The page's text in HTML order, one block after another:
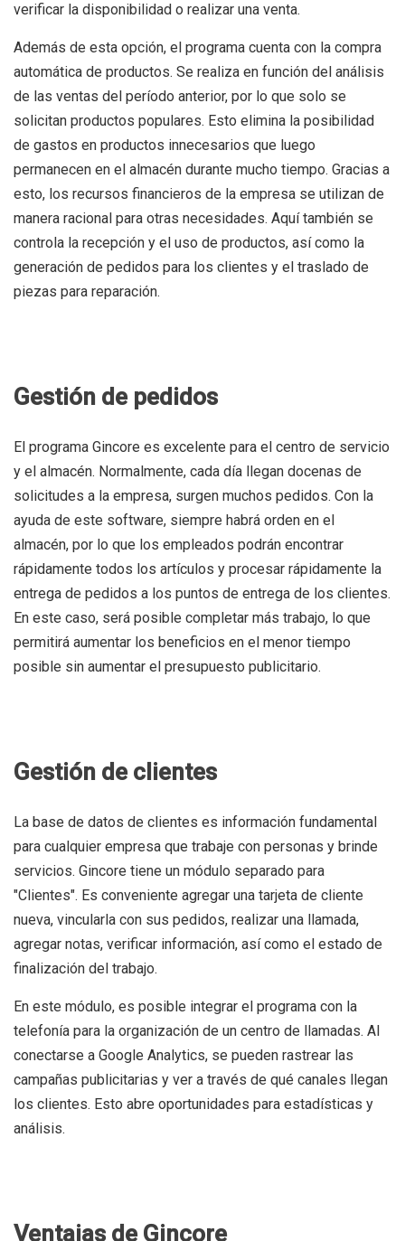
verificar la disponibilidad o realizar una venta.
Además de esta opción, el programa cuenta con la compra
automática de productos. Se realiza en función del análisis
de las ventas del período anterior, por lo que solo se
solicitan productos populares. Esto elimina la posibilidad
de gastos en productos innecesarios que luego
permanecen en el almacén durante mucho tiempo. Gracias a
esto, los recursos financieros de la empresa se utilizan de
manera racional para otras necesidades. Aquí también se
controla la recepción y el uso de productos, así como la
generación de pedidos para los clientes y el traslado de
piezas para reparación.
Gestión de pedidos
El programa Gincore es excelente para el centro de servicio
y el almacén. Normalmente, cada día llegan docenas de
solicitudes a la empresa, surgen muchos pedidos. Con la
ayuda de este software, siempre habrá orden en el
almacén, por lo que los empleados podrán encontrar
rápidamente todos los artículos y procesar rápidamente la
entrega de pedidos a los puntos de entrega de los clientes.
En este caso, será posible completar más trabajo, lo que
permitirá aumentar los beneficios en el menor tiempo
posible sin aumentar el presupuesto publicitario.
Gestión de clientes
La base de datos de clientes es información fundamental
para cualquier empresa que trabaje con personas y brinde
servicios. Gincore tiene un módulo separado para
"Clientes". Es conveniente agregar una tarjeta de cliente
nueva, vincularla con sus pedidos, realizar una llamada,
agregar notas, verificar información, así como el estado de
finalización del trabajo.
En este módulo, es posible integrar el programa con la
telefonía para la organización de un centro de llamadas. Al
conectarse a Google Analytics, se pueden rastrear las
campañas publicitarias y ver a través de qué canales llegan
los clientes. Esto abre oportunidades para estadísticas y
análisis.
Ventajas de Gincore